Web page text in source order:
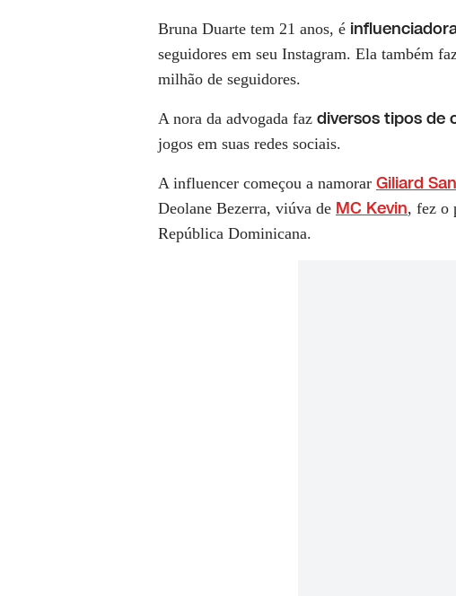
Bruna Duarte tem 21 anos, é
seguidores em seu Instagram. Ela também
milhão de seguidores.
A nora da advogada faz diversos tipos de
jogos em suas redes sociais.
A influencer começou a namorar Giliard
Deolane Bezerra, viúva de MC Kevin, fez o
República Dominicana.